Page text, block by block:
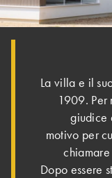
La villa e il
1909.
giudice
motivo per
Dopo essere